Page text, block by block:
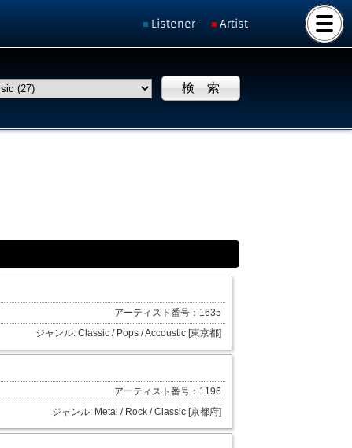
Listener Artist
アーティスト番号：1635
ジャンル: Classic / Pops / Accoustic [東京都]
アーティスト番号：1196
ジャンル: Metal / Rock / Classic [京都府]